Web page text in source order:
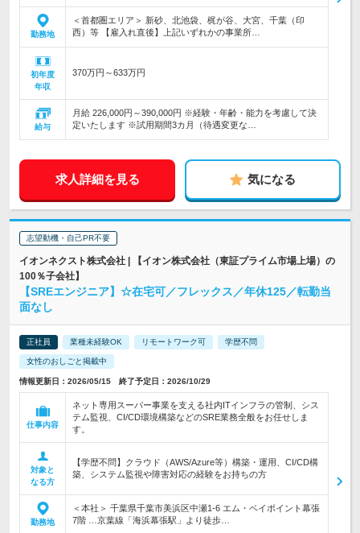
勤務地
＜首都圏エリア＞ 新砂、北池袋、梶が谷、大宮、千葉（印
西）等 【雇入れ直後】上記いずれかの事業所…
初年度
年収
370万円～633万円
給与
月給 226,000円～390,000円 ※経験・年齢・能力を考慮して決
定いたします ※試用期間3カ月（待遇変更な…
求人詳細を見る 気になる
志望動機・自己PR不要
イオンネクスト株式会社 | 【イオン株式会社（東証プライム市場上場）の
100％子会社】
【SREエンジニア】☆在宅可／フレックス／年休125／転勤当
面なし
正社員 業種未経験OK リモートワーク可 学歴不問
女性のおしごと掲載中
情報更新日：2026/05/15 終了予定日：2026/10/29
仕事内容
ネット専用スーパー事業を支える社内ITインフラの管制、シス
テム監視、CI/CD環境構築などのSRE業務全般をお任せしま
す。
対象と
なる方
【学歴不問】クラウド（AWS/Azure等）構築・運用、CI/CD構
築、システム監視や障害対応の経験をお持ちの方
勤務地
＜本社＞ 千葉県千葉市美浜区中瀬1-6 エム・ベイポイント幕張
7階 …京葉線「海浜幕張駅」より徒歩…